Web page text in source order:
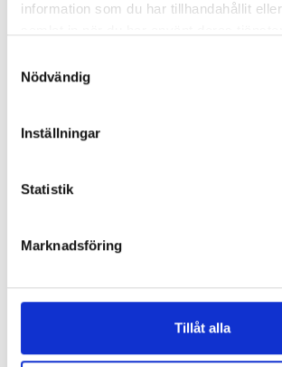
information som du har tillhandahållit
Nödvändig
Inställningar
Statistik
Marknadsföring
Tillåt alla
Lönerna – redaktion för